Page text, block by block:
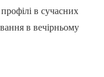
в сучасних
в вечірньому